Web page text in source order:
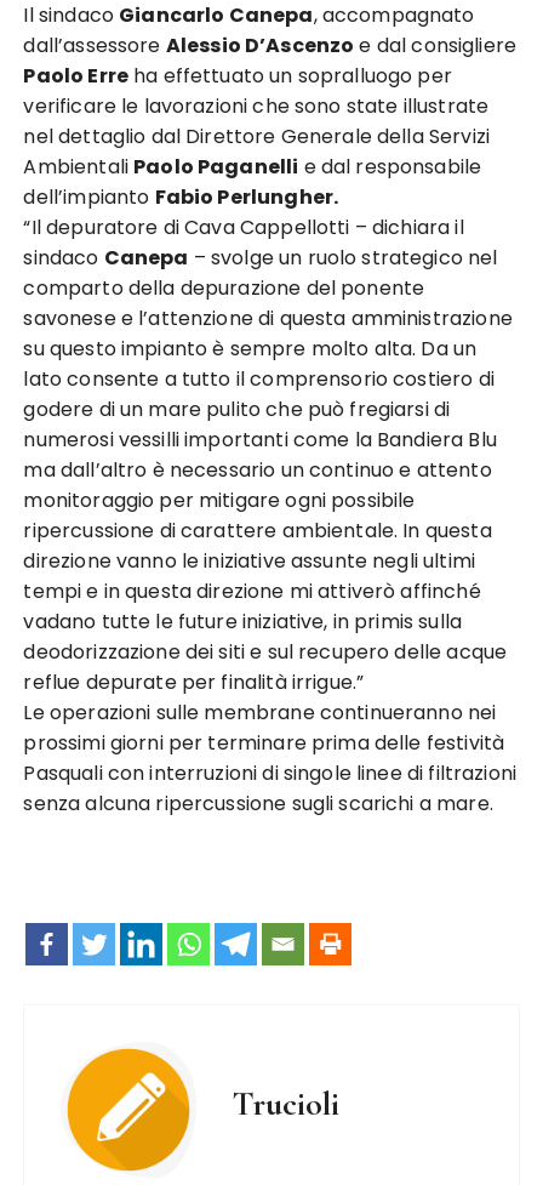
Il sindaco Giancarlo Canepa, accompagnato
dall’assessore Alessio D’Ascenzo e dal consigliere
Paolo Erreha effettuato un sopralluogo per
verificare le lavorazioni che sono state illustrate
nel dettaglio dal Direttore Generale della Servizi
Ambientali Paolo Paganelli e dal responsabile
dell’impianto Fabio Perlungher.
“Il depuratore di Cava Cappellotti – dichiara il
sindaco Canepa – svolge un ruolo strategico nel
comparto della depurazione del ponente
savonese e l’attenzione di questa amministrazione
su questo impianto è sempre molto alta. Da un
lato consente a tutto il comprensorio costiero di
godere di un mare pulito che può fregiarsi di
numerosi vessilli importanti come la Bandiera Blu
ma dall’altro è necessario un continuo e attento
monitoraggio per mitigare ogni possibile
ripercussione di carattere ambientale. In questa
direzione vanno le iniziative assunte negli ultimi
tempi e in questa direzione mi attiverò affinché
vadano tutte le future iniziative, in primis sulla
deodorizzazione dei siti e sul recupero delle acque
reflue depurate per finalità irrigue.”
Le operazioni sulle membrane continueranno nei
prossimi giorni per terminare prima delle festività
Pasquali con interruzioni di singole linee di filtrazioni
senza alcuna ripercussione sugli scarichi a mare.
Trucioli